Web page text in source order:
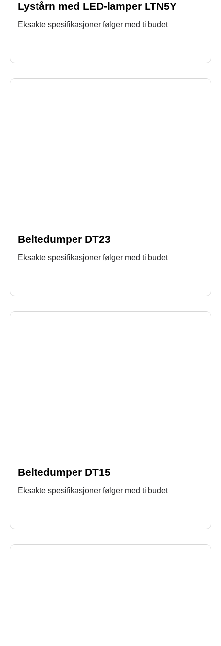
Lystårn med LED-lamper LTN5Y
Eksakte spesifikasjoner følger med tilbudet
Beltedumper DT23
Eksakte spesifikasjoner følger med tilbudet
Beltedumper DT15
Eksakte spesifikasjoner følger med tilbudet